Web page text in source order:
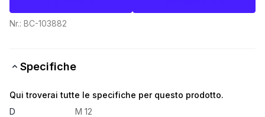
Nr.: BC-103882
Specifiche
Qui troverai tutte le specifiche per questo prodotto.
D
M 12